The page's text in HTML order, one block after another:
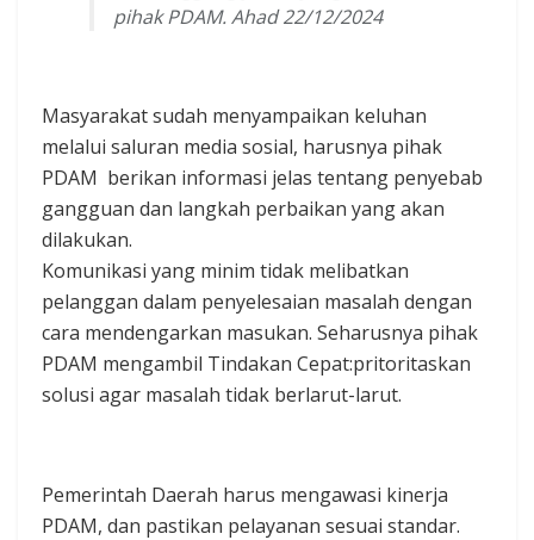
pihak PDAM. Ahad 22/12/2024
Masyarakat sudah menyampaikan keluhan
melalui saluran media sosial, harusnya pihak
PDAM berikan informasi jelas tentang penyebab
gangguan dan langkah perbaikan yang akan
dilakukan.
Komunikasi yang minim tidak melibatkan
pelanggan dalam penyelesaian masalah dengan
cara mendengarkan masukan. Seharusnya pihak
PDAM mengambil Tindakan Cepat:pritoritaskan
solusi agar masalah tidak berlarut-larut.
Pemerintah Daerah harus mengawasi kinerja
PDAM, dan pastikan pelayanan sesuai standar.